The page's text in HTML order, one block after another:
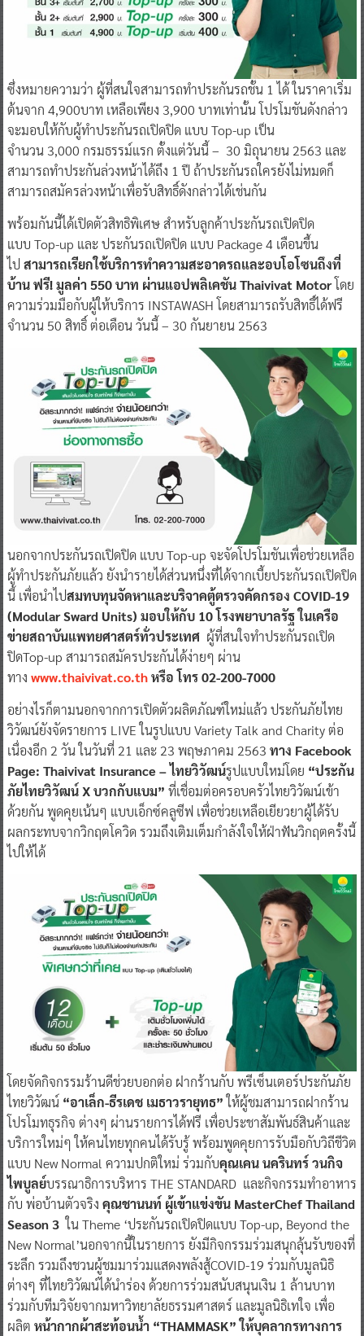
ซึ่งหมายความว่า ผู้ที่สนใจสามารถทำประกันรถชั้น 1 ได้ ในราคาเริ่ม
ต้นจาก 4,900บาท เหลือเพียง 3,900 บาทเท่านั้น โปรโมชันดังกล่าว
จะมอบให้กับผู้ทำประกันรถเปิดปิด แบบ Top-up เป็น
จำนวน 3,000 กรมธรรม์แรก ตั้งแต่วันนี้ – 30 มิถุนายน 2563 และ
สามารถทำประกันล่วงหน้าได้ถึง 1 ปี ถ้าประกันรถใครยังไม่หมดก็
สามารถสมัครล่วงหน้าเพื่อรับสิทธิ์ดังกล่าวได้เช่นกัน
พร้อมกันนี้ได้เปิดตัวสิทธิพิเศษ สำหรับลูกค้าประกันรถเปิดปิด
แบบ Top-up และ ประกันรถเปิดปิด แบบ Package 4 เดือนขึ้น
ไปสามารถเรียกใช้บริการทำความสะอาดรถและอบโอโซนถึงที่
บ้าน ฟรี! มูลค่า 550 บาท ผ่านแอปพลิเคชัน Thaivivat Motorโดย
ความร่วมมือกับผู้ให้บริการ INSTAWASH โดยสามารถรับสิทธิ์ได้ฟรี
จำนวน 50 สิทธิ์ ต่อเดือน วันนี้ – 30 กันยายน 2563
นอกจากประกันรถเปิดปิด แบบ Top-up จะจัดโปรโมชันเพื่อช่วยเหลือ
ผู้ทำประกันภัยแล้ว ยังนำรายได้ส่วนหนึ่งที่ได้จากเบี้ยประกันรถเปิดปิด
นี้ เพื่อนำไปสมทบทุนจัดหาและบริจาคตู้ตรวจคัดกรอง COVID-19
(Modular Sward Units) มอบให้กับ 10 โรงพยาบาลรัฐ ในเครือ
ข่ายสถาบันแพทยศาสตร์ทั่วประเทศผู้ที่สนใจทำประกันรถเปิด
ปิดTop-up สามารถสมัครประกันได้ง่ายๆ ผ่าน
ทาง www.thaivivat.co.thหรือ โทร02-200-7000
อย่างไรก็ตามนอกจากการเปิดตัวผลิตภัณฑ์ใหม่แล้ว ประกันภัยไทย
วิวัฒน์ยังจัดรายการ LIVE ในรูปแบบ Variety Talk and Charity ต่อ
เนื่องอีก 2 วัน ในวันที่ 21 และ 23 พฤษภาคม 2563 ทาง Facebook
Page: Thaivivat Insurance – ไทยวิวัฒน์รูปแบบใหม่โดย “ประกัน
ภัยไทยวิวัฒน์ X บวกกับแบม” ที่เชื่อมต่อครอบครัวไทยวิวัฒน์เข้า
ด้วยกัน พูดคุยเน้นๆ แบบเอ็กซ์คลูซีฟ เพื่อช่วยเหลือเยียวยาผู้ได้รับ
ผลกระทบจากวิกฤตโควิด รวมถึงเติมเต็มกำลังใจให้ฝ่าฟันวิกฤตครั้งนี้
ไปให้ได้
โดยจัดกิจกรรมร้านดีช่วยบอกต่อ ฝากร้านกับ พรีเซ็นเตอร์ประกันภัย
ไทยวิวัฒน์ “อาเล็ก-ธีรเดช เมธาวรายุทธ”ให้ผู้ชมสามารถฝากร้าน
โปรโมทธุรกิจ ต่างๆ ผ่านรายการได้ฟรี เพื่อประชาสัมพันธ์สินค้าและ
บริการใหม่ๆ ให้คนไทยทุกคนได้รับรู้ พร้อมพูดคุยการรับมือกับวิถีชีวิต
แบบ New Normal ความปกติใหม่ ร่วมกับคุณเคน นครินทร์ วนกิจ
ไพบูลย์บรรณาธิการบริหาร THE STANDARD และกิจกรรมทำอาหาร
กับ พ่อบ้านตัวจริง คุณชานนท์ ผู้เข้าแข่งขัน MasterChef Thailand
Season 3ใน Theme ‘ประกันรถเปิดปิดแบบ Top-up, Beyond the
New Normal’นอกจากนี้ในรายการ ยังมีกิจกรรมร่วมสนุกลุ้นรับของที่
ระลึก รวมถึงชวนผู้ชมมาร่วมแสดงพลังสู้COVID-19 ร่วมกับมูลนิธิ
ต่างๆ ที่ไทยวิวัฒน์ได้นำร่อง ด้วยการร่วมสนับสนุนเงิน 1 ล้านบาท
ร่วมกับทีมวิจัยจากมหาวิทยาลัยธรรมศาสตร์ และมูลนิธิเทใจ เพื่อ
ผลิต หน้ากากผ้าสะท้อนน้ำ “THAMMASK” ให้บุคลากรทางการ